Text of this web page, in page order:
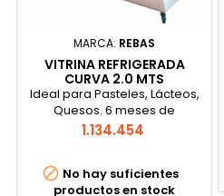
MARCA: REBAS
VITRINA REFRIGERADA
CURVA 2.0 MTS
Ideal para Pasteles, Lácteos,
Quesos. 6 meses de
Garantía.
Precio
1.134.454
 No hay suficientes
productos en stock